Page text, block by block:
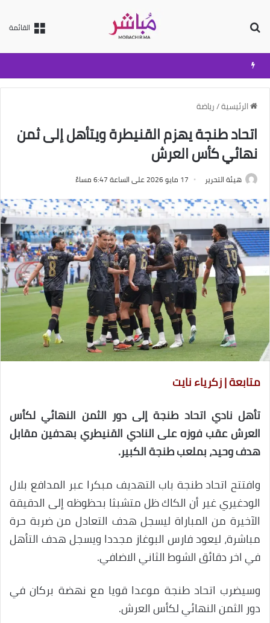
القائمة
الرئيسية/رياضة
اتحاد طنجة يهزم القنيطرة ويتأهل إلى ثمن
نهائي كأس العرش
هيئة التحرير 17 مايو 2026 على الساعة 6:47 مساءً
متابعة | زكرياء نايت
تأهل نادي اتحاد طنجة إلى دور الثمن النهائي لكأس
العرش عقب فوزه على النادي القنيطري بهدفين مقابل
هدف وحيد، بملعب طنجة الكبير.
وافتتح اتحاد طنجة باب التهديف مبكرا عبر المدافع بلال
الودغيري غير أن الكاك ظل متشبثا بحظوظه إلى الدقيقة
الآخيرة من المباراة ليسجل هدف التعادل من ضربة حرة
مباشرة، ليعود فارس البوغاز مجددا ويسجل هدف التأهل
في اخر دقائق الشوط الثاني الاضافي.
وسيضرب اتحاد طنجة موعدا قويا مع نهضة بركان في
دور الثمن النهائي لكأس العرش.